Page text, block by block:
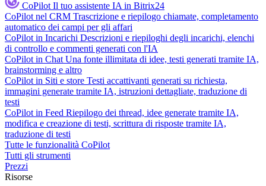
CoPilot Il tuo assistente IA in Bitrix24
CoPilot nel CRM Trascrizione e riepilogo chiamate, completamento
automatico dei campi per gli affari
CoPilot in Incarichi Descrizioni e riepiloghi degli incarichi, elenchi
di controllo e commenti generati con l'IA
CoPilot in Chat Una fonte illimitata di idee, testi generati tramite IA,
brainstorming e altro
CoPilot in Siti e store Testi accattivanti generati su richiesta,
immagini generate tramite IA, istruzioni dettagliate, traduzione di
testi
CoPilot in Feed Riepilogo dei thread, idee generate tramite IA,
modifica e creazione di testi, scrittura di risposte tramite IA,
traduzione di testi
Tutte le funzionalità CoPilot
Tutti gli strumenti
Prezzi
Risorse